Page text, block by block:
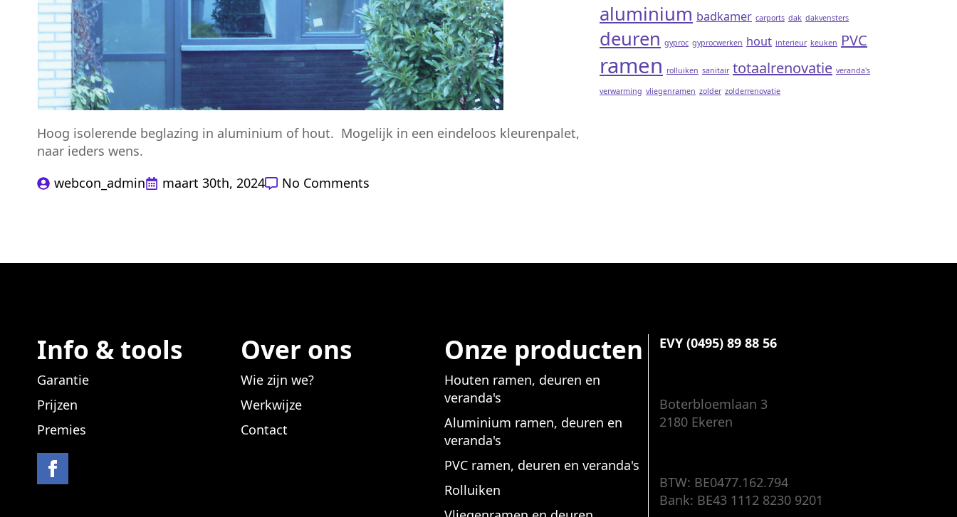
Hoog isolerende beglazing in aluminium of hout. Mogelijk in een eindeloos kleurenpalet,
naar ieders wens.
webcon_admin
maart 30th, 2024 No Comments
aluminium badkamer carports dak dakvensters
deuren gyproc gyprocwerken hout interieur keuken PVC
ramen rolluiken sanitair totaalrenovatie veranda's
verwarming vliegenramen zolder zolderrenovatie
Info & tools
Garantie
Prijzen
Premies
Over ons
Wie zijn we?
Werkwijze
Contact
Onze producten
Houten ramen, deuren en
veranda's
Aluminium ramen, deuren en
veranda's
PVC ramen, deuren en veranda's
Rolluiken
EVY (0495) 89 88 56
Boterbloemlaan 3
2180 Ekeren
BTW: BE0477.162.794
Bank: BE43 1112 8230 9201